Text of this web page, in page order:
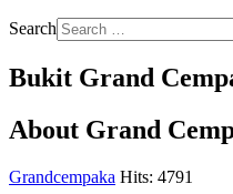
Search
Bukit Grand
About Grand
Grandcempaka Hits: 4791